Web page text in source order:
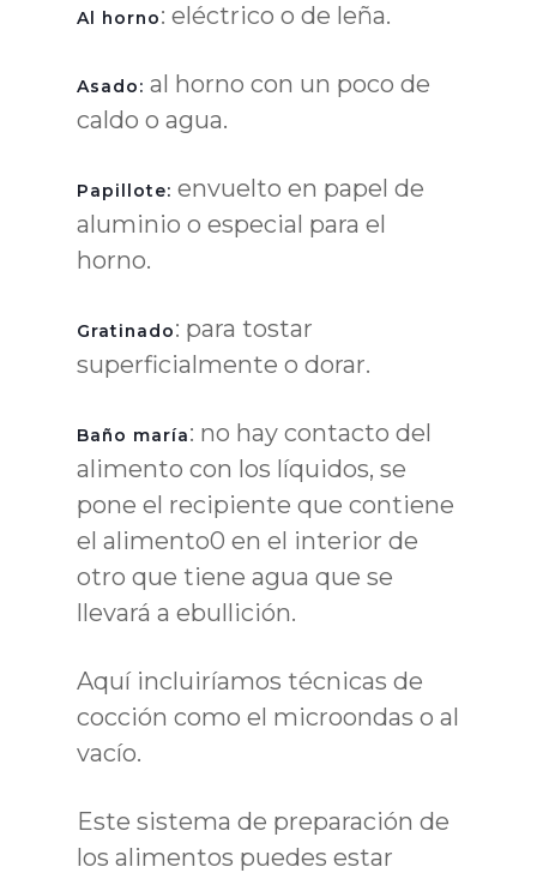
Al horno: eléctrico o de leña.
Asado: al horno con un poco de
caldo o agua.
Papillote: envuelto en papel de
aluminio o especial para el
horno.
Gratinado: para tostar
superficialmente o dorar.
Baño maría: no hay contacto del
alimento con los líquidos, se
pone el recipiente que contiene
el alimento0 en el interior de
otro que tiene agua que se
llevará a ebullición.
Aquí incluiríamos técnicas de
cocción como el microondas o al
vacío.
Este sistema de preparación de
los alimentos puedes estar